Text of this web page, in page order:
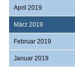
April 2019
März 2019
Februar 2019
Januar 2019